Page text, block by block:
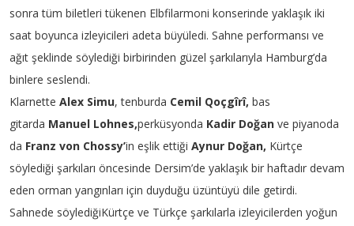
sonra tüm biletleri tükenen Elbfilarmoni konserinde yaklaşık iki
saat boyunca izleyicileri adeta büyüledi. Sahne performansı ve
ağıt şeklinde söylediği birbirinden güzel şarkılarıyla Hamburg’da
binlere seslendi.
Klarnette Alex Simu, tenburda Cemil Qoçgîrî, bas
gitarda Manuel Lohnes,perküsyonda Kadir Doğan ve piyanoda
da Franz von Chossy’in eşlik ettiği Aynur Doğan, Kürtçe
söylediği şarkıları öncesinde Dersim’de yaklaşık bir haftadır devam
eden orman yangınları için duyduğu üzüntüyü dile getirdi.
Sahnede söylediğiKürtçe ve Türkçe şarkılarla izleyicilerden yoğun